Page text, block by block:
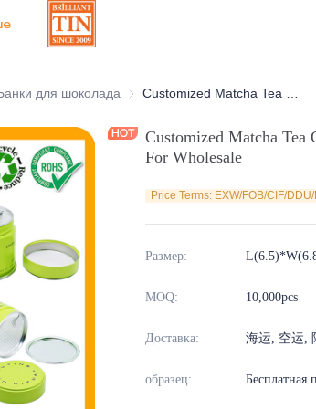
жестяные банки
для шоколада Банки для шоколада
Customized Matcha
For Wholesale
Price Terms: EXW/FOB/CIF/
Размер:
MOQ: 10,000pcs
Доставка: 海运, 空运,
образец: Бесплатная